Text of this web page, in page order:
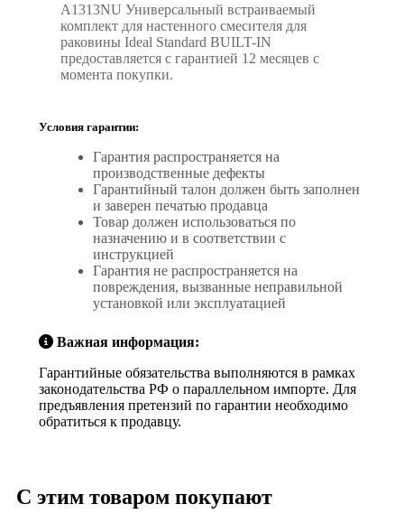
A1313NU Универсальный встраиваемый
комплект для настенного смесителя для
раковины Ideal Standard BUILT-IN
предоставляется с гарантией 12 месяцев с
момента покупки.
Условия гарантии:
Гарантия распространяется на
производственные дефекты
Гарантийный талон должен быть заполнен
и заверен печатью продавца
Товар должен использоваться по
назначению и в соответствии с
инструкцией
Гарантия не распространяется на
повреждения, вызванные неправильной
установкой или эксплуатацией
Важная информация:
Гарантийные обязательства выполняются в рамках
законодательства РФ о параллельном импорте. Для
предъявления претензий по гарантии необходимо
обратиться к продавцу.
С этим товаром покупают